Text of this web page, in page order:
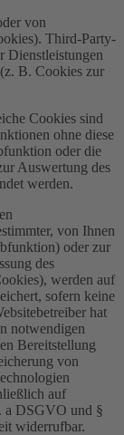
von
Third-Party-
Dienstleistungen
B. Cookies zur
Cookies sind
ohne diese
oder die
Auswertung des
werden.
von Ihnen
oder zur
des
werden auf
sofern keine
hat
notwendigen
Bereitstellung
von
auf
a DSGVO und §
widerrufbar.